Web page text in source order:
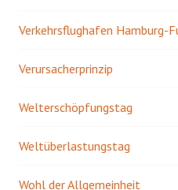
Verkehrsflughafen Hamburg-
Verursacherprinzip
Welterschöpfungstag
Weltüberlastungstag
Wohl der Allgemeinheit